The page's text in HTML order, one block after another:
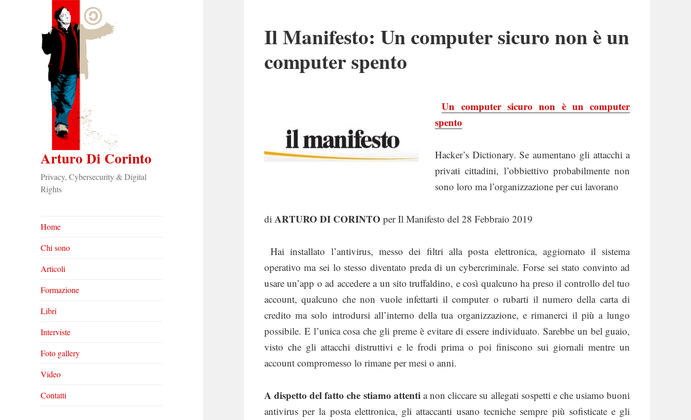
Arturo Di Corinto
Privacy, Cybersecurity & Digital
Rights
Home
Chi sono
Articoli
Formazione
Libri
Interviste
Foto gallery
Video
Contatti
Il Manifesto: Un computer sicuro non è un
computer spento
Un computer sicuro non è un computer
spento
Hacker’s Dictionary. Se aumentano gli attacchi a
privati cittadini, l’obbiettivo probabilmente non
sono loro ma l’organizzazione per cui lavorano
di ARTURO DI CORINTO per Il Manifesto del 28 Febbraio 2019
Hai installato l’antivirus, messo dei filtri alla posta elettronica, aggiornato il sistema
operativo ma sei lo stesso diventato preda di un cybercriminale. Forse sei stato convinto ad
usare un’app o ad accedere a un sito truffaldino, e così qualcuno ha preso il controllo del tuo
account, qualcuno che non vuole infettarti il computer o rubarti il numero della carta di
credito ma solo introdursi all’interno della tua organizzazione, e rimanerci il più a lungo
possibile. E l’unica cosa che gli preme è evitare di essere individuato. Sarebbe un bel guaio,
visto che gli attacchi distruttivi e le frodi prima o poi finiscono sui giornali mentre un
account compromesso lo rimane per mesi o anni.
A dispetto del fatto che stiamo attentia non cliccare su allegati sospetti e che usiamo buoni
antivirus per la posta elettronica, gli attaccanti usano tecniche sempre più sofisticate e gli